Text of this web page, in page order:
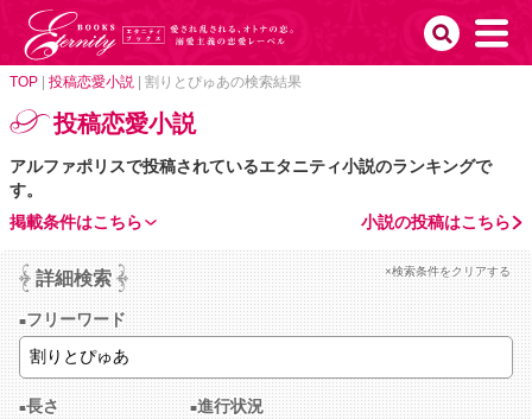
TOP 投稿恋愛小説 割りとぴゅあの検索結果
投稿恋愛小説
アルファポリスで投稿されているエタニティ小説のランキングで
す。
小説の投稿はこちら
掲載条件はこちら
詳細検索 ×検索条件をクリアする
フリーワード
長さ 進行状況